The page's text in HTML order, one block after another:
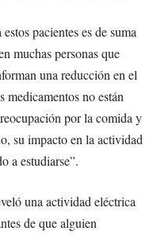
pacientes es de suma
muchas personas que
una reducción en el
medicamentos no están
por la comida y
su impacto en la actividad
a estudiarse”.
una actividad eléctrica
de que alguien